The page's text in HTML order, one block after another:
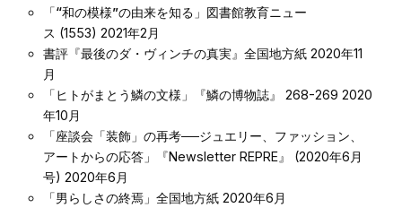
「“和の模様”の由来を知る」 図書館教育ニュー
ス (1553) 2021年2月
書評『最後のダ・ヴィンチの真実』 全国地方紙 2020年11
月
「ヒトがまとう鱗の文様」
『鱗の博物誌』 268-269 2020
年10月
「座談会「装飾」の再考──ジュエリー、ファッション、
アートからの応答」
『Newsletter REPRE』 (2020年6月
号) 2020年6月
「男らしさの終焉」 全国地方紙 2020年6月